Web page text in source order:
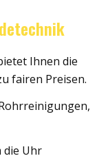
Ihnen die
fairen Preisen.
die Uhr